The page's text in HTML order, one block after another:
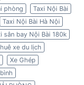
phòng
Taxi Nội Bài
Taxi Nội Bài Hà Nội
sân bay Nội Bài 180k
xe du lịch
Xe Ghép